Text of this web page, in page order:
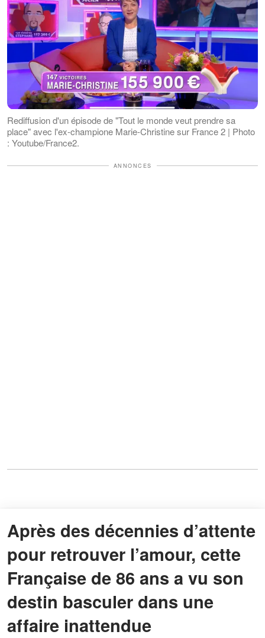
Rediffusion d'un épisode de "Tout le monde veut prendre sa
place" avec l'ex-champione Marie-Christine sur France 2 | Photo
: Youtube/France2.
ANNONCES
Après des décennies d’attente
pour retrouver l’amour, cette
Française de 86 ans a vu son
destin basculer dans une
affaire inattendue